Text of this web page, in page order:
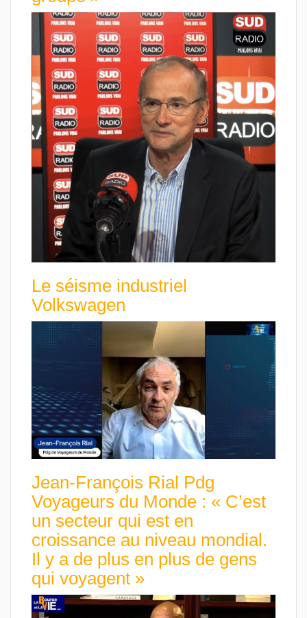
Le séisme industriel
Volkswagen
Jean-François Rial Pdg
Voyageurs du Monde : « C’est
un secteur qui est en
croissance au niveau mondial.
Il y a de plus en plus de gens
qui voyagent »